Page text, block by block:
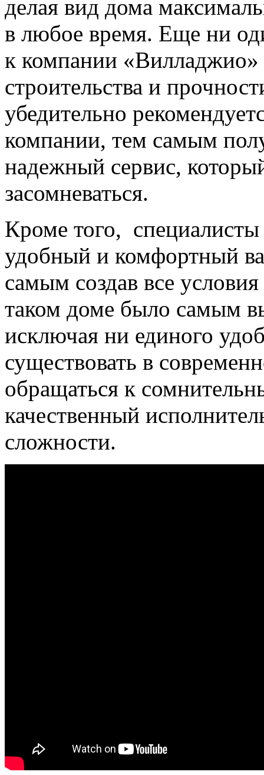
делая вид дома
в любое время. Еще ни
к компании «Вилладжио»
строительства и
убедительно
компании, тем самым
надежный сервис,
засомневаться.
Кроме того,
удобный и комфортный
самым создав все
таком доме было самым
исключая ни единого
существовать в
обращаться к
качественный
сложности.